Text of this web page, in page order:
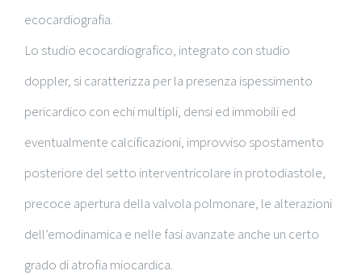
ecocardiografia.
Lo studio ecocardiografico, integrato con studio
doppler, si caratterizza per la presenza ispessimento
pericardico con echi multipli, densi ed immobili ed
eventualmente calcificazioni, improvviso spostamento
posteriore del setto interventricolare in protodiastole,
precoce apertura della valvola polmonare, le alterazioni
dell’emodinamica e nelle fasi avanzate anche un certo
grado di atrofia miocardica.